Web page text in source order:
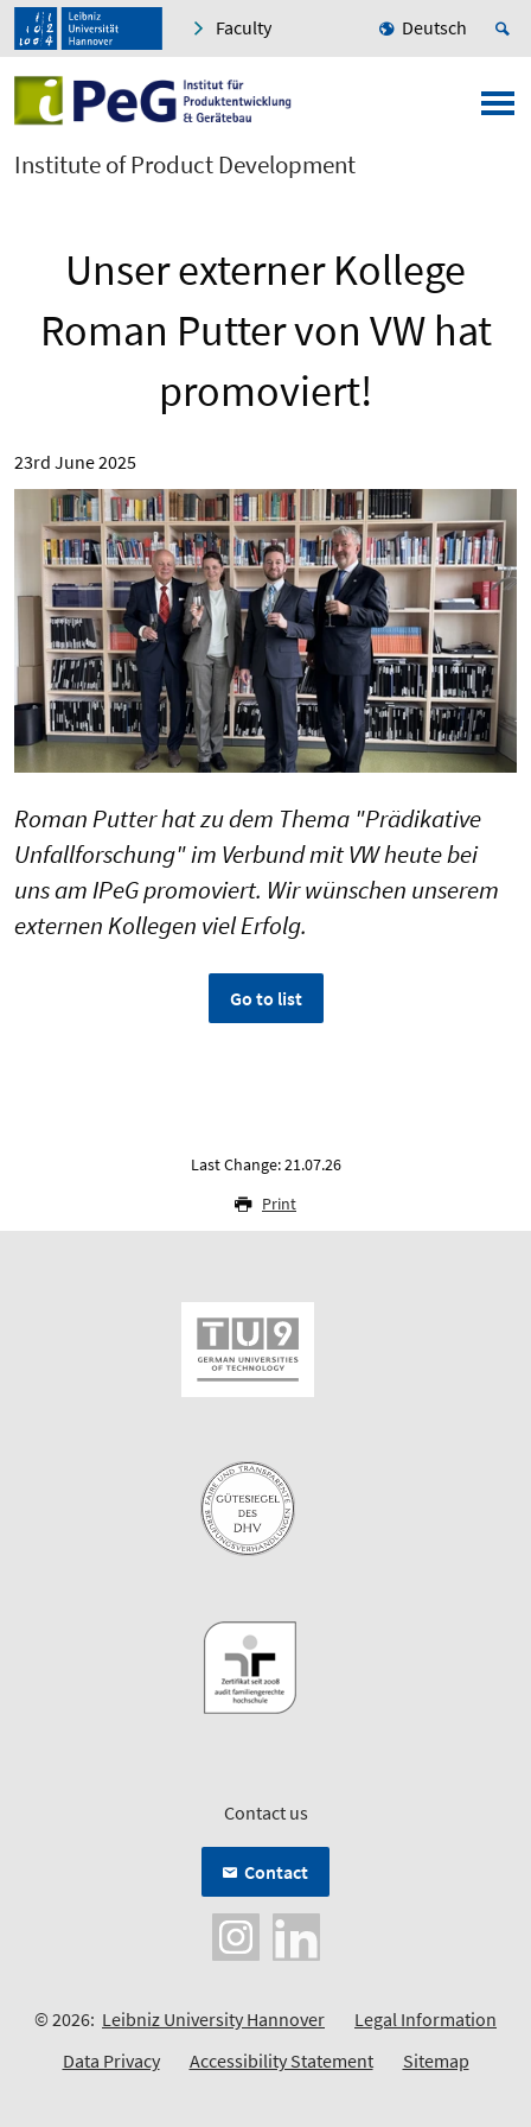
Faculty Deutsch
Institute of Product Development
Unser externer Kollege
Roman Putter von VW hat
promoviert!
23rd June 2025
Roman Putter hat zu dem Thema "Prädikative
Unfallforschung" im Verbund mit VW heute bei
uns am IPeG promoviert. Wir wünschen unserem
externen Kollegen viel Erfolg.
Go to list
Last Change: 21.07.26
Print
Contact us
Contact
© 2026: Leibniz University Hannover
Legal Information
Data Privacy
Accessibility Statement Sitemap